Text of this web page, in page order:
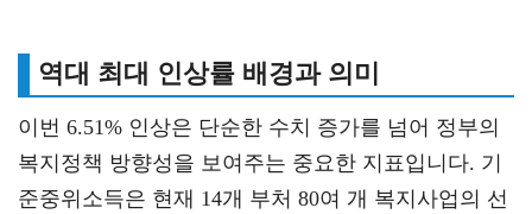
역대 최대 인상률 배경과 의미
이번 6.51% 인상은 단순한 수치 증가를 넘어 정부의
복지정책 방향성을 보여주는 중요한 지표입니다. 기
준중위소득은 현재 14개 부처 80여 개 복지사업의 선